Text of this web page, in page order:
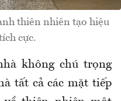
thiên nhiên tạo hiệu
cực.
à không chú trọng
à tất cả các mặt tiếp